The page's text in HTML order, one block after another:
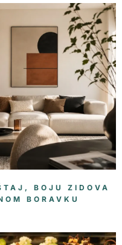
BOJU ZIDOVA
BORAVKU